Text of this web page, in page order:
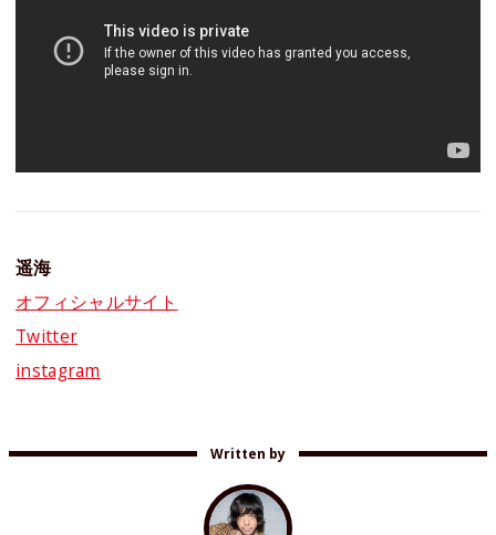
遥海
オフィシャルサイト
Twitter
instagram
Written by